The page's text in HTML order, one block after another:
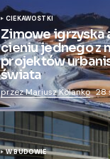
CIEKAWOSTKI
Zimowe igrzyska
cieniu jednego z
projektów
świata
przez Mariusz Kolanko 28
W BUDOWIE